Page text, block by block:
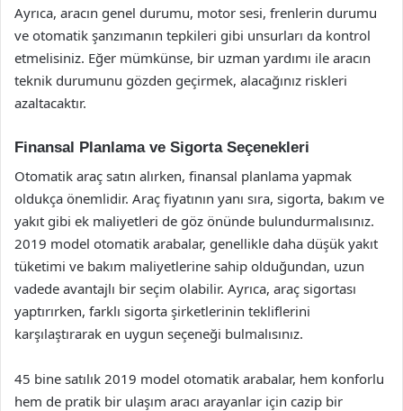
Ayrıca, aracın genel durumu, motor sesi, frenlerin durumu
ve otomatik şanzımanın tepkileri gibi unsurları da kontrol
etmelisiniz. Eğer mümkünse, bir uzman yardımı ile aracın
teknik durumunu gözden geçirmek, alacağınız riskleri
azaltacaktır.
Finansal Planlama ve Sigorta Seçenekleri
Otomatik araç satın alırken, finansal planlama yapmak
oldukça önemlidir. Araç fiyatının yanı sıra, sigorta, bakım ve
yakıt gibi ek maliyetleri de göz önünde bulundurmalısınız.
2019 model otomatik arabalar, genellikle daha düşük yakıt
tüketimi ve bakım maliyetlerine sahip olduğundan, uzun
vadede avantajlı bir seçim olabilir. Ayrıca, araç sigortası
yaptırırken, farklı sigorta şirketlerinin tekliflerini
karşılaştırarak en uygun seçeneği bulmalısınız.
45 bine satılık 2019 model otomatik arabalar, hem konforlu
hem de pratik bir ulaşım aracı arayanlar için cazip bir